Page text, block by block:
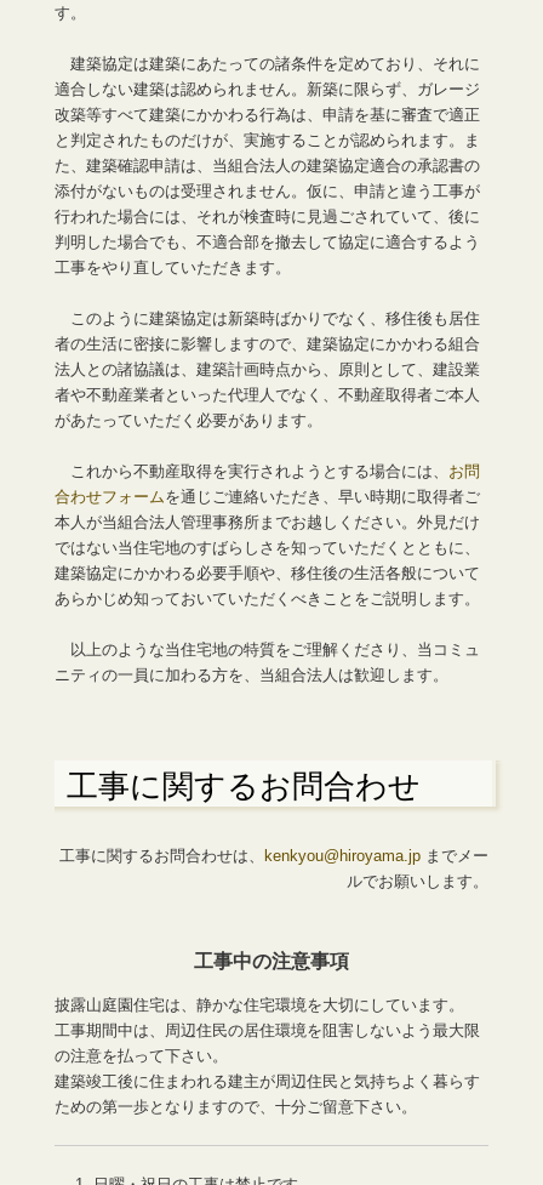
す。
建築協定は建築にあたっての諸条件を定めており、それに
適合しない建築は認められません。新築に限らず、ガレージ
改築等すべて建築にかかわる行為は、申請を基に審査で適正
と判定されたものだけが、実施することが認められます。ま
た、建築確認申請は、当組合法人の建築協定適合の承認書の
添付がないものは受理されません。仮に、申請と違う工事が
行われた場合には、それが検査時に見過ごされていて、後に
判明した場合でも、不適合部を撤去して協定に適合するよう
工事をやり直していただきます。
このように建築協定は新築時ばかりでなく、移住後も居住
者の生活に密接に影響しますので、建築協定にかかわる組合
法人との諸協議は、建築計画時点から、原則として、建設業
者や不動産業者といった代理人でなく、不動産取得者ご本人
があたっていただく必要があります。
これから不動産取得を実行されようとする場合には、 お問
合わせフォームを通じご連絡いただき、早い時期に取得者ご
本人が当組合法人管理事務所までお越しください。外見だけ
ではない当住宅地のすばらしさを知っていただくとともに、
建築協定にかかわる必要手順や、移住後の生活各般について
あらかじめ知っておいていただくべきことをご説明します。
以上のような当住宅地の特質をご理解くださり、当コミュ
ニティの一員に加わる方を、当組合法人は歓迎します。
工事に関するお問合わせ
工事に関するお問合わせは、kenkyou@hiroyama.jp までメー
ルでお願いします。
工事中の注意事項
披露山庭園住宅は、静かな住宅環境を大切にしています。
工事期間中は、周辺住民の居住環境を阻害しないよう最大限
の注意を払って下さい。
建築竣工後に住まわれる建主が周辺住民と気持ちよく暮らす
ための第一歩となりますので、十分ご留意下さい。